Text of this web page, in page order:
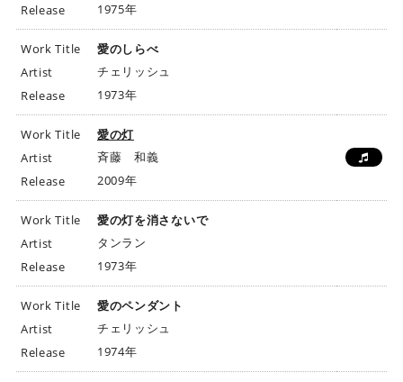
Release
1975年
Work Title
愛のしらべ
Artist
チェリッシュ
Release
1973年
Work Title
愛の灯
Artist
斉藤 和義
Release
2009年
Work Title
愛の灯を消さないで
Artist
タンラン
Release
1973年
Work Title
愛のペンダント
Artist
チェリッシュ
Release
1974年